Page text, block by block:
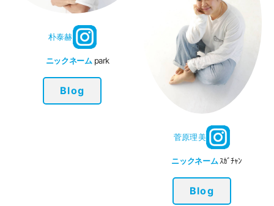
朴泰赫
ニックネームpark
Blog
菅原理美
ニックネームｽｶﾞﾁｬﾝ
Blog